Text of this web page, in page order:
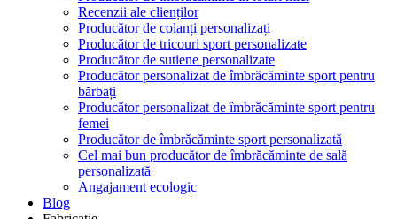
Recenzii ale clienților
Producător de colanți personalizați
Producător de tricouri sport personalizate
Producător de sutiene personalizate
Producător personalizat de îmbrăcăminte sport pentru
bărbați
Producător personalizat de îmbrăcăminte sport pentru
femei
Producător de îmbrăcăminte sport personalizată
Cel mai bun producător de îmbrăcăminte de sală
personalizată
Angajament ecologic
Blog